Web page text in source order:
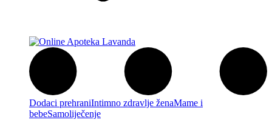
Dodaci prehraniIntimno zdravlje ženaMame i
bebeSamoliječenje